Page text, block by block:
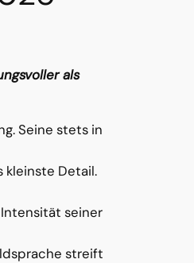
als
Seine stets in
kleinste Detail.
seiner
streift